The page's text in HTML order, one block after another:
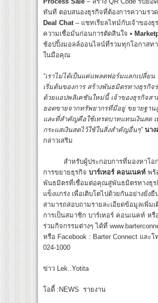
ทันที ตอบสนองธุรกิจที่ต้องการความรวด
Deal Chat– แชทเรียลไทม์กับเจ้าของธุ
ความเชื่อมั่นก่อนการตัดสินใจ •
ช้อปปิ้งมอลล์ออนไลน์ที่รวมทุกโอกาสทา
ในมือคุณ
“เราไม่ได้เป็นแค่แพลตฟอร์มแลกเปลี่ยน
เริ่มต้นของการ สร้างพันธมิตรทางธุรกิจ
ด้วยแอปพลิเคชันใหม่นี้ เจ้าของธุรกิจสา
ยอดขายจากทรัพยากรที่มีอยู่ ขยายฐาน
และที่สำคัญคือใช้เทรดบาทแทนเงินสด
กระแสเงินสดไว้ใช้ในสิ่งสำคัญอื่นๆ” นาง
กล่าวเสริม
สำหรับผู้ประกอบการที่มองหาโอก
การขยายธุรกิจ บาร์เทอร์ คอนเนคท์ พร้
พันธมิตรที่เชื่อมต่อคุณสู่พันธมิตรทางธุร
แข็งแกร่ง เพื่อเติบโตไปด้วยกันอย่างยั่งยื
สามารถสอบถามรายละเอียดข้อมูลเพิ่มเ
การเป็นสมาชิก บาร์เทอร์ คอนเนคท์ หรื
ร่วมกิจกรรมต่างๆ ได้ที่
หรือ Facebook : Barter Connect และโ
024-1000
ข่าว Lek..Yotita
โอดี้ :NEWS รายงาน